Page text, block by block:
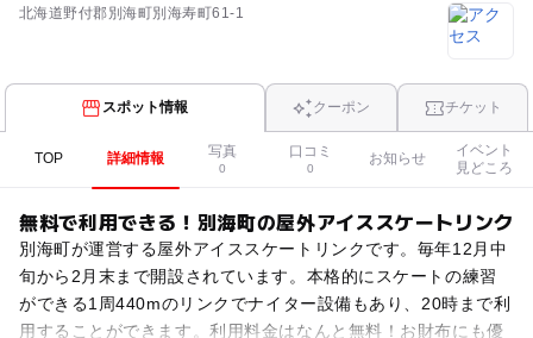
北海道野付郡別海町別海寿町61-1
スポット情報 クーポン チケット
TOP 詳細情報 写真
0
口コミ
0
お知らせ
イベント
見どころ
無料で利用できる！別海町の屋外アイススケートリンク
別海町が運営する屋外アイススケートリンクです。毎年12月中
旬から2月末まで開設されています。本格的にスケートの練習
ができる1周440mのリンクでナイター設備もあり、20時まで利
用することができます。利用料金はなんと無料！お財布にも優